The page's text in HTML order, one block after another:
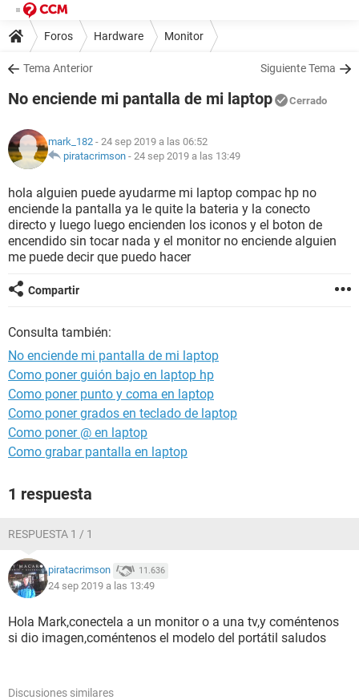
Foros Hardware Monitor
Tema Anterior Siguiente Tema
No enciende mi pantalla de mi laptop Cerrado
mark_182 - 24 sep 2019 a las 06:52
piratacrimson - 24 sep 2019 a las 13:49
hola alguien puede ayudarme mi laptop compac hp no
enciende la pantalla ya le quite la bateria y la conecto
directo y luego luego encienden los iconos y el boton de
encendido sin tocar nada y el monitor no enciende alguien
me puede decir que puedo hacer
Compartir
Consulta también:
No enciende mi pantalla de mi laptop
Como poner guión bajo en laptop hp
Como poner punto y coma en laptop
Como poner grados en teclado de laptop
Como poner @ en laptop
Como grabar pantalla en laptop
1 respuesta
RESPUESTA 1 / 1
piratacrimson 11.636
24 sep 2019 a las 13:49
Hola Mark,conectela a un monitor o a una tv,y coméntenos
si dio imagen,coméntenos el modelo del portátil saludos
Discusiones similares